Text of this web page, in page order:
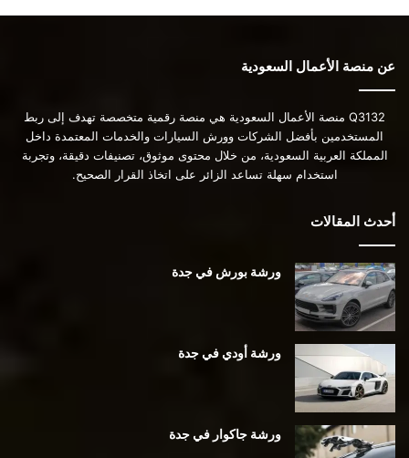
عن منصة الأعمال السعودية
Q3132 منصة الأعمال السعودية هي منصة رقمية متخصصة تهدف إلى ربط
المستخدمين بأفضل الشركات وورش السيارات والخدمات المعتمدة داخل
المملكة العربية السعودية، من خلال محتوى موثوق، تصنيفات دقيقة، وتجربة
استخدام سهلة تساعد الزائر على اتخاذ القرار الصحيح.
أحدث المقالات
ورشة بورش في جدة
ورشة أودي في جدة
ورشة جاكوار في جدة